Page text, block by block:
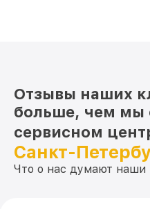
Отзывы наших
больше, чем мы
сервисном
Санкт-
Что о нас думают наши